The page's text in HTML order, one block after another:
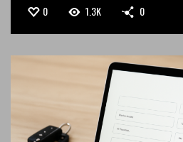
0 1.3K 0